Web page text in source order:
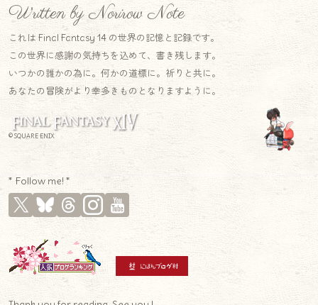
Written by Norirow Note
これは Final Fantasy 14 の世界の記憶と記録です。
この世界に感謝の気持ちを込めて、書き残します。
いつかの誰かの為に。何かの道標に。祈りと共に。
あなたの冒険がより幸多きものとなりますように。
© SQUARE ENIX
* Follow me! *